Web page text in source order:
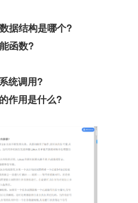
据结构是哪个?
函数?
统调用?
作用是什么?